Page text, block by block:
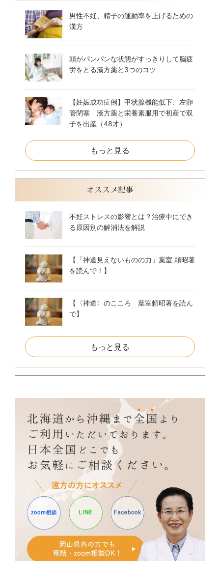
男性不妊、精子の運動率を上げるための
漢方
頭がパンパンな状態がすっきりして脳疲
労をとる漢方薬と3つのコツ
【妊娠成功症例】甲状腺機能低下、左卵
管閉塞 漢方薬と栄養素服用で初産で双
子を出産（48才）
もっと見る
オススメ記事
不妊ストレスの影響とは？治療中にでき
る原因別の解消法を解説
【「神道見えないものの力」葉室 頼昭著
を読んで！】
【〈神道〉のこころ 葉室頼昭著を読ん
で】
もっと見る